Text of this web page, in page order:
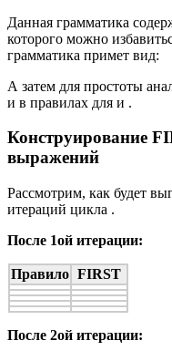
Данная грамматика
которого можно
грамматика примет вид:
А затем для простоты
и в правилах для и .
Конструирование
выражений
Рассмотрим, как будет
итераций цикла .
После 1ой итерации:
Правило FIRST
После 2ой итерации: